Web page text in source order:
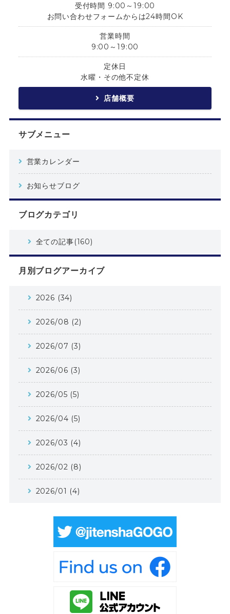
受付時間 9:00～19:00
お問い合わせフォームからは24時間OK
営業時間
9:00～19:00
定休日
水曜・その他不定休
店舗概要
サブメニュー
営業カレンダー
お知らせブログ
ブログカテゴリ
全ての記事(160)
月別ブログアーカイブ
2026 (34)
2026/08 (2)
2026/07 (3)
2026/06 (3)
2026/05 (5)
2026/04 (5)
2026/03 (4)
2026/02 (8)
2026/01 (4)